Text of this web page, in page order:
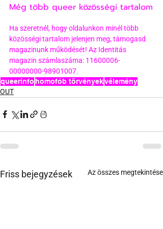
Még több queer közösségi tartalom
Ha szeretnél, hogy oldalunkon minél több
közösségi tartalom jelenjen meg, támogasd
magazinunk működését! Az Identitás
magazin számlaszáma: 11600006-
00000000-98901007.
queerinfohomofób törvényekvélemény
OUT
Friss bejegyzések Az összes megtekintése